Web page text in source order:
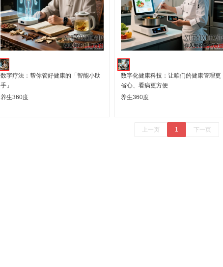
数字疗法：帮你管好健康的「智能小助
手」
养生360度
数字化健康科技：让咱们的健康管理更
省心、看病更方便
养生360度
上一页 1 下一页